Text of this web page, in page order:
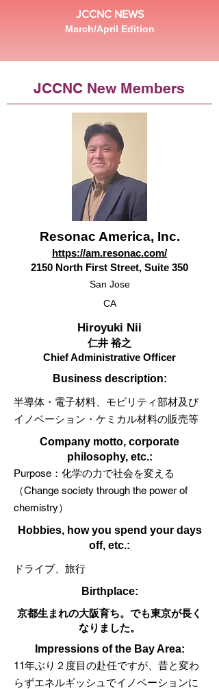
JCCNC NEWS
March/April Edition
JCCNC New Members
Resonac America, Inc.
https://am.resonac.com/
2150 North First Street, Suite 350
San Jose
CA
Hiroyuki Nii
仁井 裕之
Chief Administrative Officer
​Business description:
半導体・電子材料、モビリティ部材及び
イノベーション・ケミカル材料の販売等
​Company motto, corporate
philosophy, etc.:
Purpose：化学の力で社会を変える
（Change society through the power of
chemistry）
Hobbies, how you spend your days
off, etc.:
ドライブ、旅行
Birthplace:
京都生まれの大阪育ち。でも東京が長く
なりました。
Impressions of the Bay Area:
11年ぶり２度目の赴任ですが、昔と変わ
らずエネルギッシュでイノベーションに